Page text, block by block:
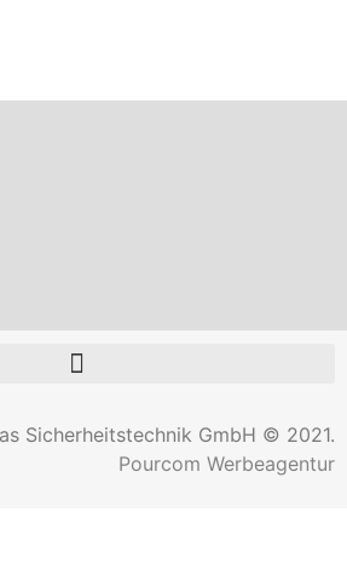
Sicherheitstechnik GmbH © 2021.
Pourcom Werbeagentur